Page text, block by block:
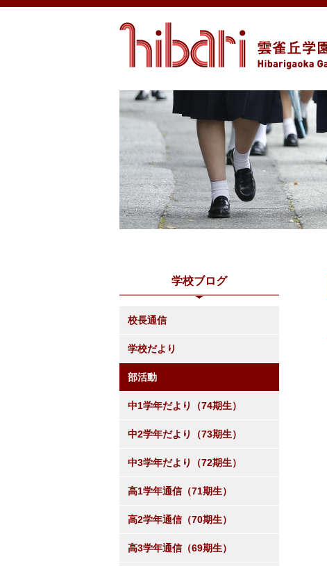
学校ブログ
校長通信
学校だより
部活動
中1学年だより（74期生）
中2学年だより（73期生）
中3学年だより（72期生）
高1学年通信（71期生）
高2学年通信（70期生）
高3学年通信（69期生）